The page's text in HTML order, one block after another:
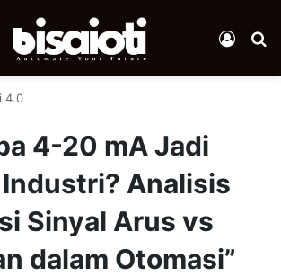
Log In
4.0
4-20 mA Jadi
Analisis
Sinyal Arus vs
dalam Otomasi”